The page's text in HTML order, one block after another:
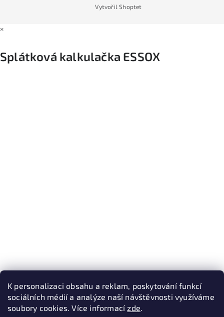
K personalizaci obsahu a reklam, poskytování funkcí
sociálních médií a analýze naší návštěvnosti využíváme
soubory cookies. Více informacízde.
Vytvořil Shoptet
×
Splátková kalkulačka ESSOX